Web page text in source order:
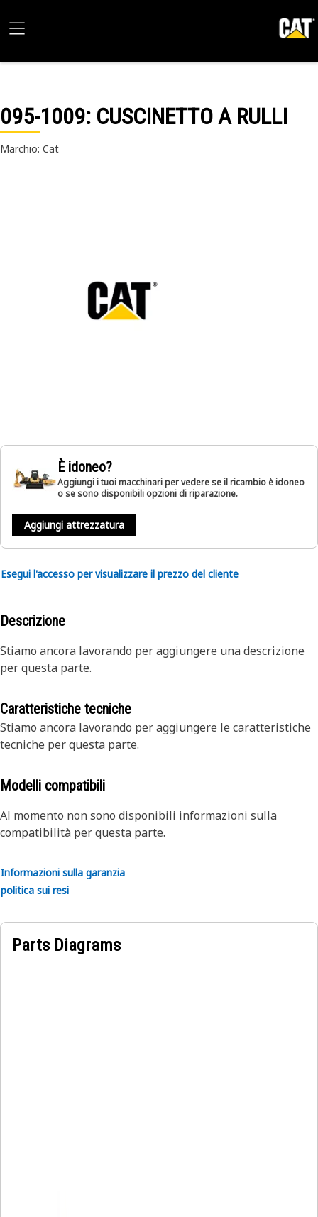
095-1009: CUSCINETTO A RULLI
Marchio: Cat
È idoneo?
Aggiungi i tuoi macchinari per vedere se il ricambio è idoneo
o se sono disponibili opzioni di riparazione.
Aggiungi attrezzatura
Esegui l'accesso per visualizzare il prezzo del cliente
Descrizione
Stiamo ancora lavorando per aggiungere una descrizione
per questa parte.
Caratteristiche tecniche
Stiamo ancora lavorando per aggiungere le caratteristiche
tecniche per questa parte.
Modelli compatibili
Al momento non sono disponibili informazioni sulla
compatibilità per questa parte.
Informazioni sulla garanzia
politica sui resi
Parts Diagrams